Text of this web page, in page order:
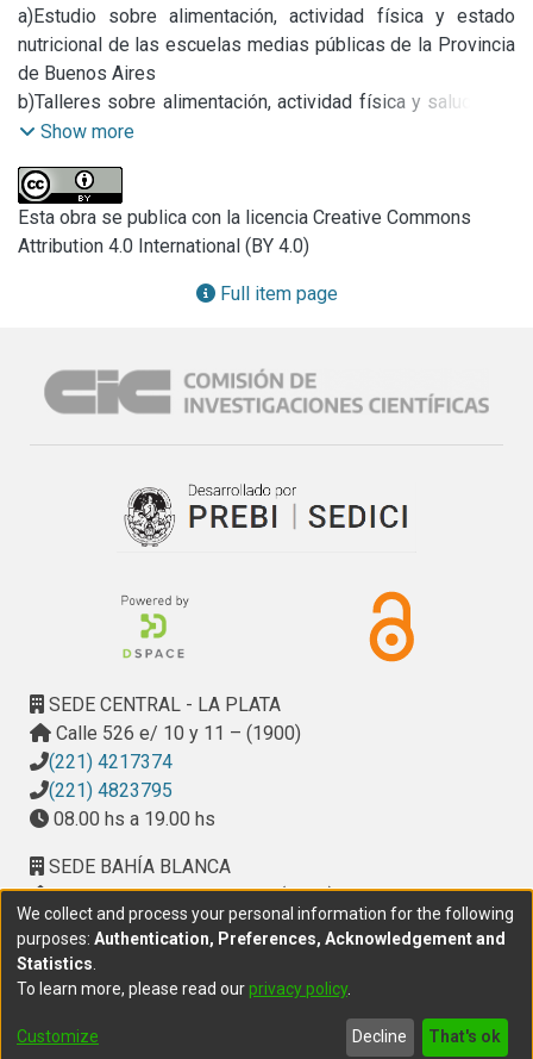
a)Estudio sobre alimentación, actividad física y estado
nutricional de las escuelas medias públicas de la Provincia
de Buenos Aires
b)Talleres sobre alimentación, actividad física y salud para
escuelas primarias en el marco del proyecto de extensión
redes interinstitucionales para la promoción de la salud y la
educación en Puente de Fierro”
c)Talleres recreativos en la sede del proyecto de extensión
Show more
Esta obra se publica con la licencia Creative Commons
Attribution 4.0 International (BY 4.0)
Full item page
SEDE CENTRAL - LA PLATA
Calle 526 e/ 10 y 11 – (1900)
(221) 4217374
(221) 4823795
08.00 hs a 19.00 hs
SEDE BAHÍA BLANCA
Calle Ciudad de Cali 320 – (8000). Universidad
Provincial del Sudoeste (UPSO)
(291) 459 2550, interno 147
10.00 h a 14.00 h
We collect and process your personal information for the following
purposes: Authentication, Preferences, Acknowledgement and
Statistics
To learn more, please read ourprivacy policy.
Customize Decline That's ok